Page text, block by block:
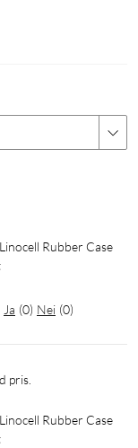
Linocell Rubber Case
Ja (0) Nei (0)
pris.
Linocell Rubber Case